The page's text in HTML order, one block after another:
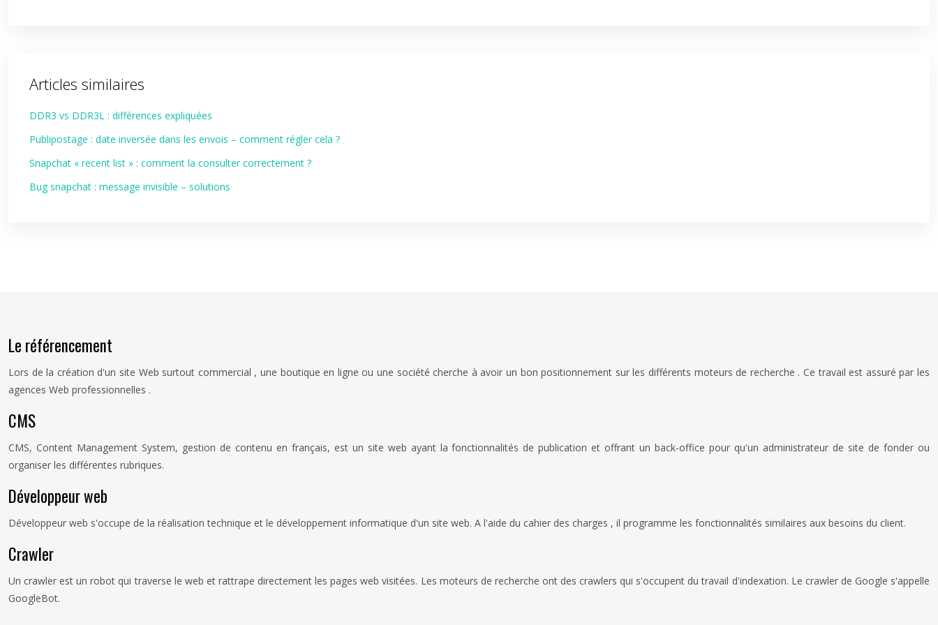
Articles similaires
DDR3 vs DDR3L : différences expliquées
Publipostage : date inversée dans les envois – comment régler cela ?
Snapchat « recent list » : comment la consulter correctement ?
Bug snapchat : message invisible – solutions
Le référencement
Lors de la création d'un site Web surtout commercial , une boutique en ligne ou une société cherche à avoir un bon positionnement sur les différents moteurs de recherche . Ce travail est assuré par les
agences Web professionnelles .
CMS
CMS, Content Management System, gestion de contenu en français, est un site web ayant la fonctionnalités de publication et offrant un back-office pour qu'un administrateur de site de fonder ou
organiser les différentes rubriques.
Développeur web
Développeur web s'occupe de la réalisation technique et le développement informatique d'un site web. A l'aide du cahier des charges , il programme les fonctionnalités similaires aux besoins du client.
Crawler
Un crawler est un robot qui traverse le web et rattrape directement les pages web visitées. Les moteurs de recherche ont des crawlers qui s'occupent du travail d'indexation. Le crawler de Google s'appelle
GoogleBot.